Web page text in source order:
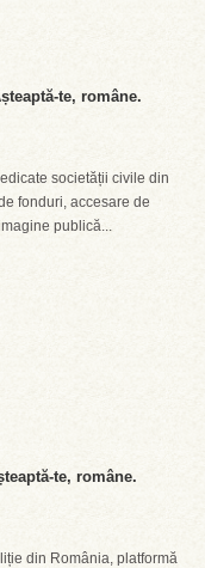
te, române.
societății civile din
fonduri, accesare de
publică...
te, române.
din România, platformă